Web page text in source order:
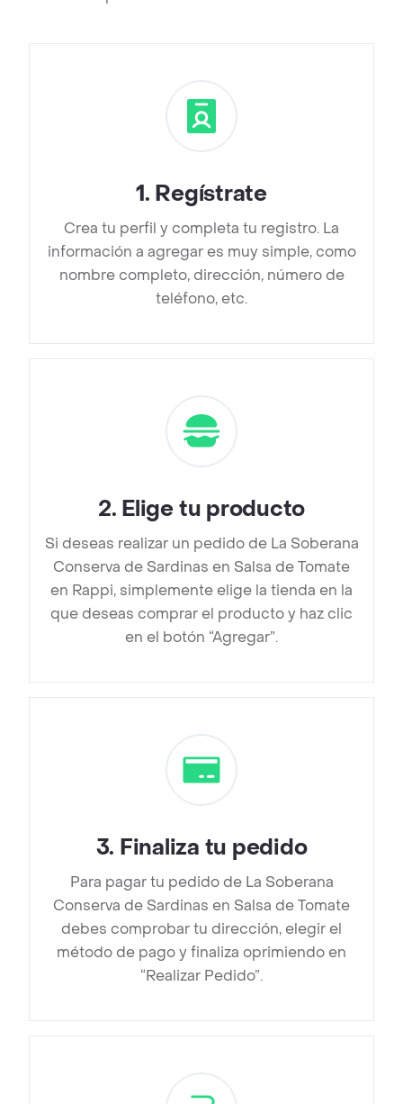
1. Regístrate
Crea tu perfil y completa tu registro. La
información a agregar es muy simple, como
nombre completo, dirección, número de
teléfono, etc.
2. Elige tu producto
Si deseas realizar un pedido de La Soberana
Conserva de Sardinas en Salsa de Tomate
en Rappi, simplemente elige la tienda en la
que deseas comprar el producto y haz clic
en el botón “Agregar”.
3. Finaliza tu pedido
Para pagar tu pedido de La Soberana
Conserva de Sardinas en Salsa de Tomate
debes comprobar tu dirección, elegir el
método de pago y finaliza oprimiendo en
“Realizar Pedido”.